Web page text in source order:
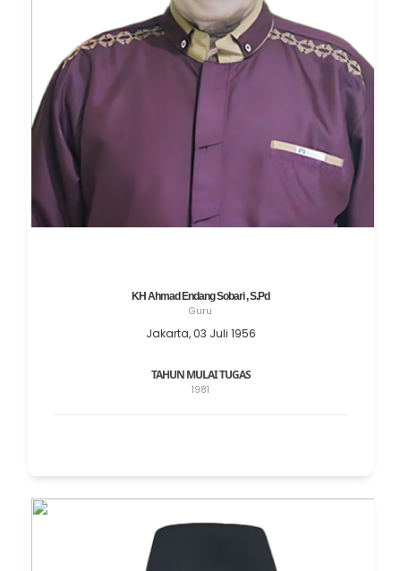
KH Ahmad Endang Sobari , S.Pd
Guru
Jakarta, 03 Juli 1956
TAHUN MULAI TUGAS
1981